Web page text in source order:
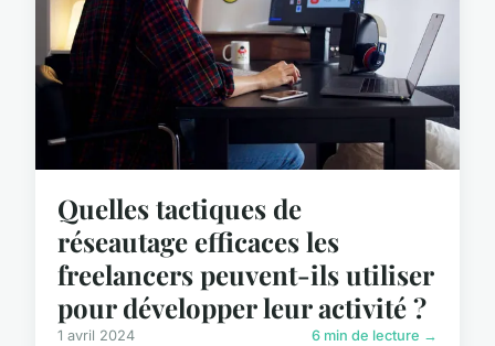
Quelles tactiques de
réseautage efficaces les
freelancers peuvent-ils utiliser
pour développer leur activité ?
1 avril 2024 6 min de lecture →